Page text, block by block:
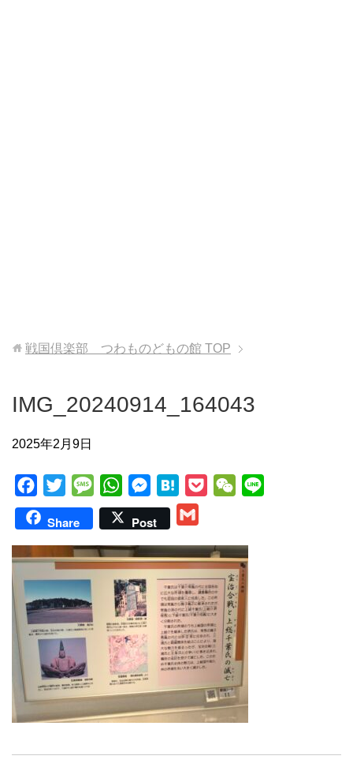
戦国倶楽部 つわものどもの館 TOP
IMG_20240914_164043
2025年2月9日
a
c
o
k
w
i
t
e
M
e
s
s
a
W
h
a
t
s
A
p
p
e
s
s
e
a
t
e
n
a
k
e
t
W
h
a
t
Share Post
a
i
l